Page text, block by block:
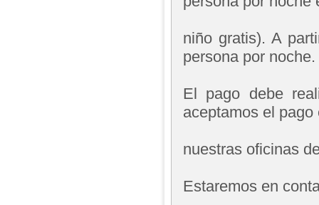
niño gratis). A
persona por
El pago debe
aceptamos el
nuestras oficinas
Estaremos en